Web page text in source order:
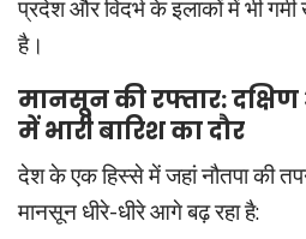
प्रदेश और विदर्भ के इलाकों में भी
है।
मानसून की रफ्तार: दक्षिण
में भारी बारिश का दौर
देश के एक हिस्से में जहां नौतपा की
मानसून धीरे-धीरे आगे बढ़ रहा है: